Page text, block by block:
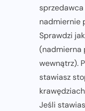
nadmiernie
Sprawdzi
(nadmierna
wewnątrz).
stawiasz
Jeśli